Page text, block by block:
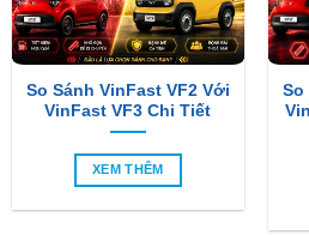
So Sánh VinFast VF2 Với
VinFast VF3 Chi Tiết
XEM THÊM
So